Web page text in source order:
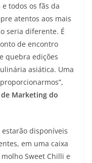
todos os fãs da
atentos aos mais
seria diferente. É
de encontro
quebra edições
asiática. Uma
Marketing do
estarão disponíveis
em uma caixa
Sweet Chilli e